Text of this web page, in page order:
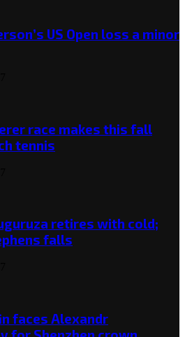
US Open loss a minor
race makes this fall
tennis
retires with cold;
falls
faces Alexandr